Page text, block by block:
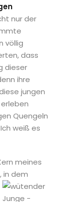
nur der
völlig
dass
dieser
ihre
jungen
Quengeln
weiß es
meines
in dem